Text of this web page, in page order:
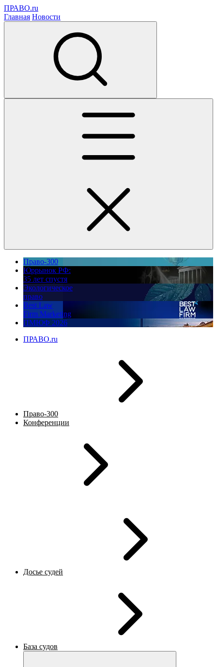
ПРАВО.ru
Главная Новости
Право-300
Юррынок РФ:
35 лет спустя
Экологическое
право
Best Law
Firm Marketing
ПМЮФ 2026
ПРАВО.ru
Право-300
Конференции
Досье судей
База судов